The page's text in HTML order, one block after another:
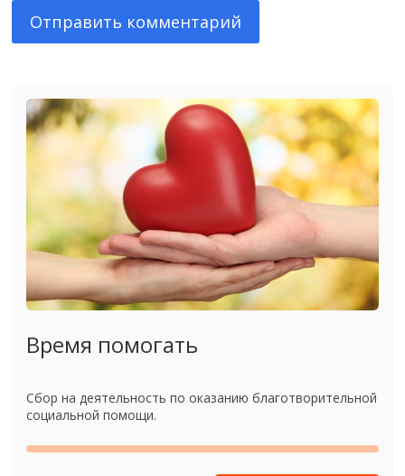
Время помогать
Сбор на деятельность по оказанию благотворительной
социальной помощи.